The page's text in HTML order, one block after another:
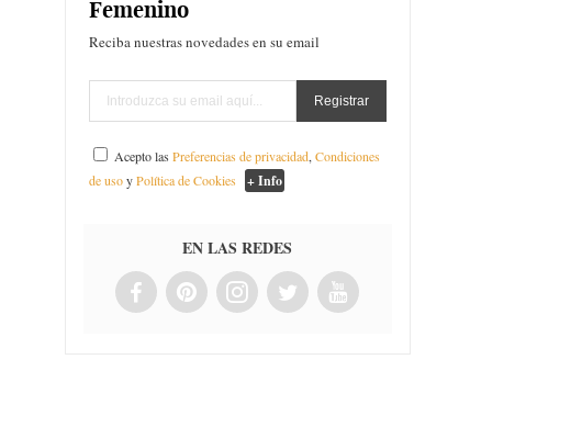
Femenino
Reciba nuestras novedades en su email
Acepto lasPreferencias de privacidad,Condiciones
de usoyPolítica de Cookies + Info
EN LAS REDES